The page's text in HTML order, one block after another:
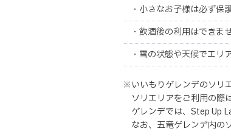
・小さなお子様は必ず保
・飲酒後の利用はできませ
・雪の状態や天候でエリ
※いいもりゲレンデのソリ
ソリエリアをご利用の際
ゲレンデでは、Step Up
なお、五竜ゲレンデ内の